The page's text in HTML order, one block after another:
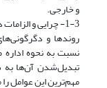
و خارجی.
1-3- چرایی و الزامات دانش‌بنیان‌شدن صنعت نفت ایران
روندها و
نسبت به نحوه
تبدیل‌شدن آن‌ها به
مهم‌ترین این عوامل